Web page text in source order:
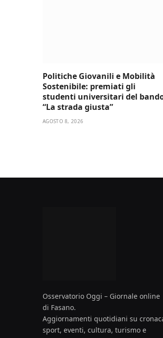
Politiche Giovanili e Mobilità
Sostenibile: premiati gli
studenti universitari del
“La strada giusta”
AGOSTO 8, 2026
Osservatorio Oggi – Giornale online
di Fasano.
Aggiornamenti quotidiani su
sport, eventi, cultura, turismo e